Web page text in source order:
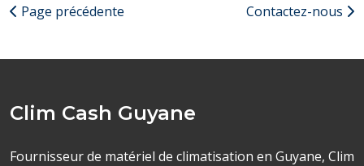
Page précédente Contactez-nous
Clim Cash Guyane
Fournisseur de matériel de climatisation en Guyane, Clim